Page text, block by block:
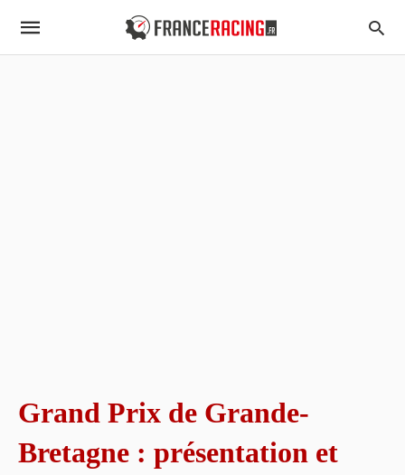
Grand Prix de Grande-
Bretagne : présentation et